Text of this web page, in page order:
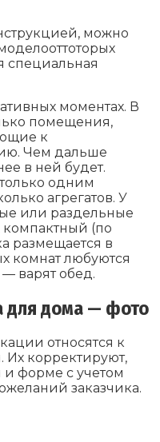
можно
специальная
моментах. В
помещения,
к
Чем дальше
в ней будет.
одним
агрегатов. У
или раздельные
(по
размещается в
комнат любуются
варят обед.
для дома — фото
относятся к
Их корректируют,
форме с учетом
заказчика.